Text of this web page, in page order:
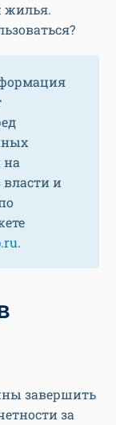
жилья.
на
и
.
завершить
за